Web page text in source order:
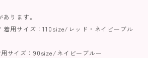
ります。
着用サイズ：110size/レッド・ネイビーブル
サイズ：90size/ネイビーブルー